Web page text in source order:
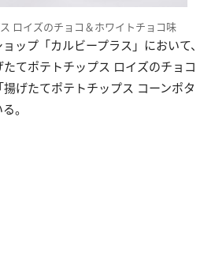
ロイズのチョコ＆ホワイトチョコ味
ップ「カルビープラス」において、
てポテトチップス ロイズのチョコ
げたてポテトチップス コーンポタ
。